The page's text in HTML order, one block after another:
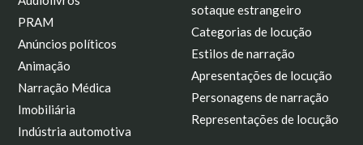
PRAM
Anúncios políticos
Animação
Narração Médica
Imobiliária
Indústria automotiva
sotaque estrangeiro
Categorias de locução
Estilos de narração
Apresentações de locução
Personagens de narração
Representações de locução